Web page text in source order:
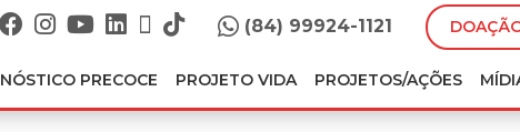
(84) 99924-1121
PRECOCE PROJETO VIDA PROJETOS/AÇÕES